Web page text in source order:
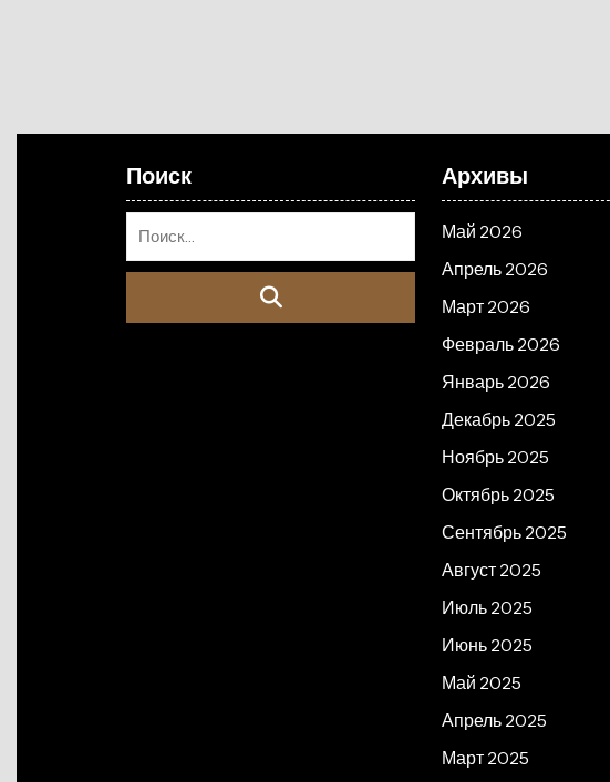
Поиск Архивы
Май 2026
Апрель 2026
Март 2026
Февраль 2026
Январь 2026
Декабрь 2025
Ноябрь 2025
Октябрь 2025
Сентябрь 2025
Август 2025
Июль 2025
Июнь 2025
Май 2025
Апрель 2025
Март 2025